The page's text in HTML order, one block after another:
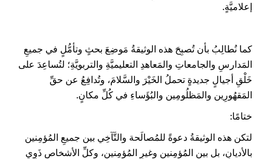
إعلاميَّةٍ.
كما نُطالِبُ بأن تُصبِحَ هذه الوثيقةُ مَوضِعَ بحثٍ وتأمُّلٍ في جميعِ
المَدارسِ والجامعاتِ والمَعاهدِ التعليميَّةِ والتربويَّةِ؛ لتُساعِدَ على
خَلْقِ أجيالٍ جديدةٍ تحملُ الخَيْرَ والسَّلامَ، وتُدافِعُ عن حقِّ
المَقهُورِين والمَظلُومِين والبُؤَساءِ في كُلِّ مكانٍ.
ختامًا:
لتكن هذه الوثيقةُ دعوةً للمُصالَحة والتَّآخِي بين جميعِ المُؤمِنين
بالأديانِ، بل بين المُؤمِنين وغيرِ المُؤمِنين، وكلِّ الأشخاصِ ذَوِي